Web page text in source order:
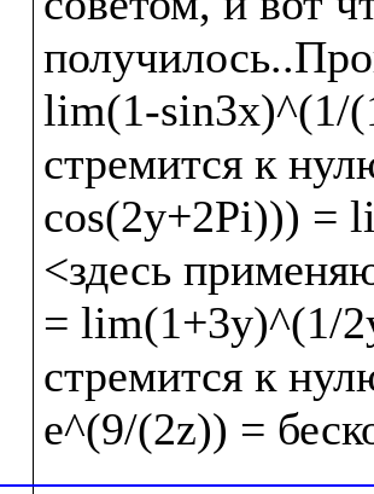
lim(1-sin3x)^(1/
стремится к
cos(2y+2Pi))) =
<здесь
= lim(1+3y)^(1/
стремится к